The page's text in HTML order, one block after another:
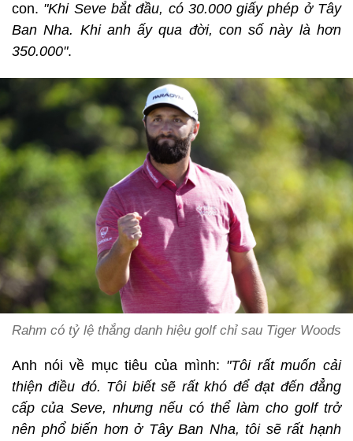
con. "Khi Seve bắt đầu, có 30.000 giấy phép ở Tây
Ban Nha. Khi anh ấy qua đời, con số này là hơn
350.000".
Rahm có tỷ lệ thắng danh hiệu golf chỉ sau Tiger Woods
Anh nói về mục tiêu của mình: "Tôi rất muốn cải
thiện điều đó. Tôi biết sẽ rất khó để đạt đến đẳng
cấp của Seve, nhưng nếu có thể làm cho golf trở
nên phổ biến hơn ở Tây Ban Nha, tôi sẽ rất hạnh